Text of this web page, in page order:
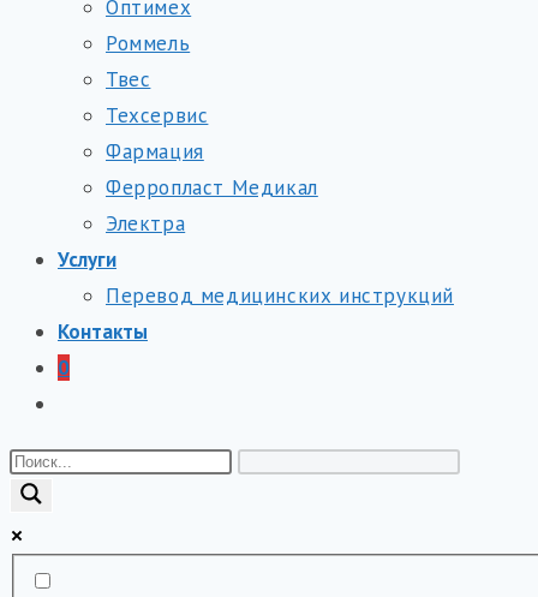
Оптимех
Роммель
Твес
Техсервис
Фармация
Ферропласт Медикал
Электра
Услуги
Перевод медицинских инструкций
Контакты
0
по